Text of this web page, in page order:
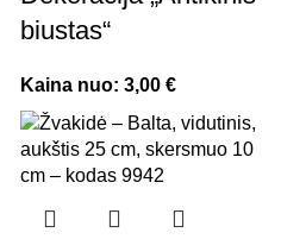
biustas“
Kaina nuo: 3,00 €